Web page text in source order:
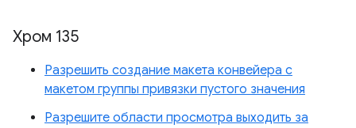
Хром 135
Разрешить создание макета конвейера с
макетом группы привязки пустого значения
Разрешите области просмотра выходить за